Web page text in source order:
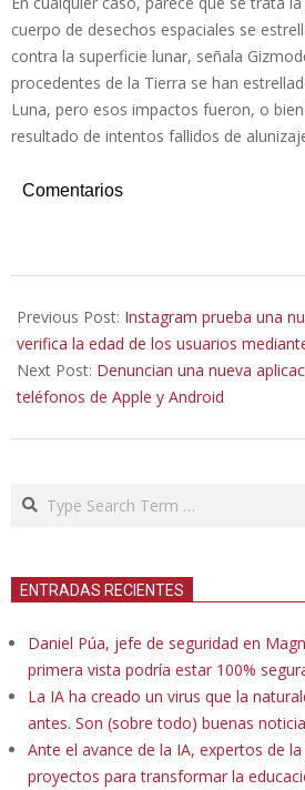
cuerpo de desechos espaciales se
contra la superficie lunar, señala
procedentes de la Tierra se han
Luna, pero esos impactos fueron, o
resultado de intentos fallidos de
Comentarios
06-
26
Previous Post: Instagram prueba una
verifica la edad de los usuarios
Next Post: Denuncian una nueva
teléfonos de Apple y Android
Search
ENTRADAS RECIENTES
Daniel Púa, jefe de seguridad en
primera vista podría estar 100%
La IA ha creado un virus que la
antes. Son (sobre todo) buenas
Ante el avance de la IA, expertos de
proyectos para transformar la